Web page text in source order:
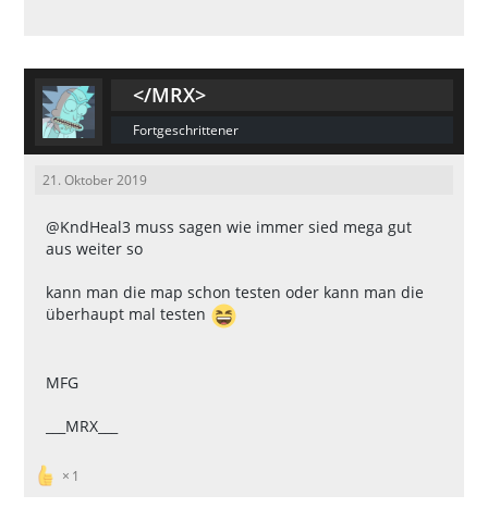
</MRX>
Fortgeschrittener
21. Oktober 2019
@KndHeal3 muss sagen wie immer sied mega gut
aus weiter so
kann man die map schon testen oder kann man die
überhaupt mal testen
MFG
___MRX___
1